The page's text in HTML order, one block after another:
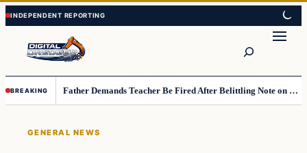
Skip
to
content
Skip
to
content
BREAKING Father Demands Teacher Be Fired After Belittling Note on Second‑Grader’s Math Worksheet
GENERAL NEWS